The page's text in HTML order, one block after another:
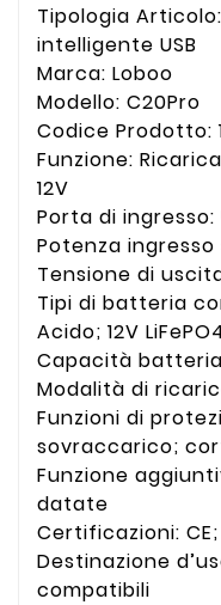
Tipologia
intelligente USB
Marca: Loboo
Modello: C20Pro
Codice Prodotto:
Funzione:
12V
Porta di ingresso:
Potenza
Tensione di
Tipi di batteria
Acido; 12V
Capacità
Modalità di
Funzioni di
sovraccarico;
Funzione
datate
Certificazioni: CE;
Destinazione
compatibili